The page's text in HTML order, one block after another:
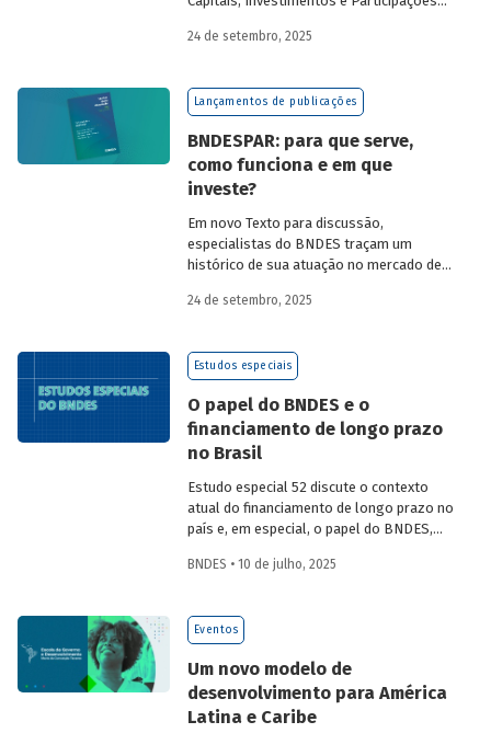
novas empresas investidas pela
Finanças e Gente e Gestão da Santa Clara
Agrociência Industrial, e Eduardo Couto,
importância da atuação de bancos de
desenvolvimento no mercado de capitais,
a nova estratégia do BNDES e os planos
24 de setembro, 2025
Lançamentos de publicações
BNDESPAR: para que serve,
como funciona e em que
investe?
Em novo Texto para discussão,
especialistas do BNDES traçam um
histórico de sua atuação no mercado de
atividade para o desenvolvimento e
investimentos da BNDESPAR.
24 de setembro, 2025
Estudos especiais
O papel do BNDES e o
financiamento de longo prazo
no Brasil
Estudo especial 52 discute o contexto
atual do financiamento de longo prazo no
país e, em especial, o papel do BNDES,
mercado de crédito e a evolução das
BNDES • 10 de julho, 2025
Eventos
Um novo modelo de
desenvolvimento para América
Latina e Caribe